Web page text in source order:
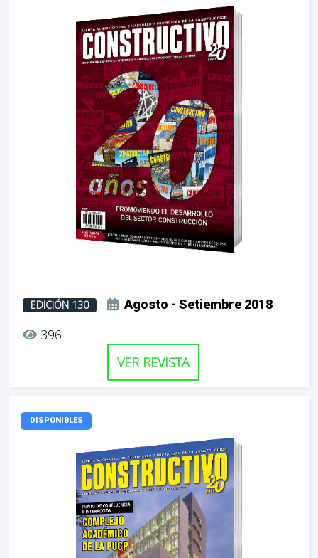
EDICIÓN 130 Agosto - Setiembre 2018
396
VER REVISTA
DISPONIBLES